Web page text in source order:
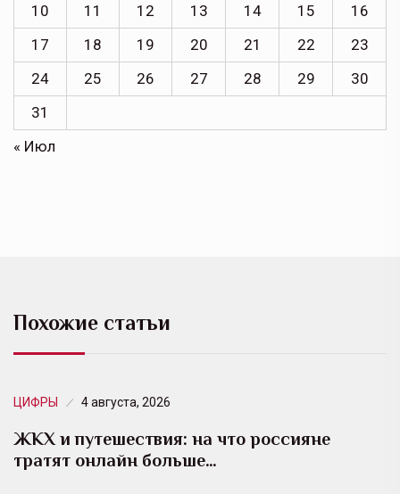
10
11 12 13 14 15
16
17
18 19 20 21 22
23
24
25 26 27 28 29
30
31
« Июл
Похожие статьи
ЦИФРЫ 4 августа, 2026
ЖКХ и путешествия: на что россияне
тратят онлайн больше…